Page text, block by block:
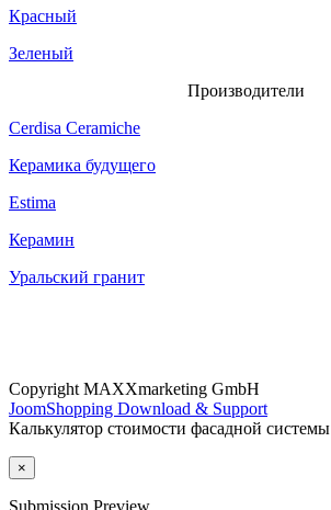
Красный
Зеленый
Производители
Cerdisa Ceramiche
Керамика будущего
Estima
Керамин
Уральский гранит
Copyright MAXXmarketing GmbH
JoomShopping Download & Support
Калькулятор стоимости фасадной системы
×
Submission Preview